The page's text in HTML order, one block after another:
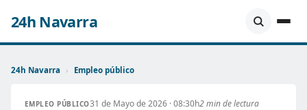
24h Navarra
24h Navarra › Empleo público
EMPLEO PÚBLICO31 de Mayo de 2026 · 08:30h2 min de lectura